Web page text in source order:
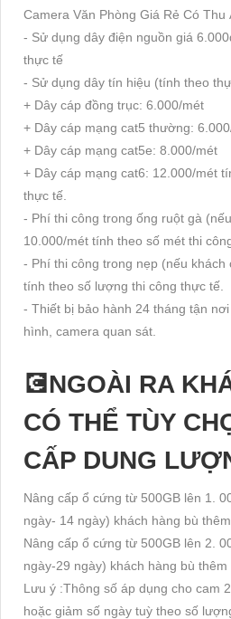
Camera Văn Phòng Giá Rẻ Có
- Sử dụng dây điện nguồn giá
thực tế
- Sử dụng dây tín hiệu (tính theo
+ Dây cáp đồng trục: 6.000/mét
+ Dây cáp mạng cat5 thường:
+ Dây cáp mạng cat5e: 8.000/mét
+ Dây cáp mạng cat6: 12.000/mét
thực tế.
- Phí thi công trong ống ruột gà
10.000/mét tính theo số mét thi
- Phí thi công trong nẹp (nếu khách
tính theo số lượng thi công thực tế.
- Thiết bị bảo hành 24 tháng tận
hình, camera quan sát.
💽NGOÀI RA
CÓ THỂ TÙY
CẤP DUNG
Nâng cấp ổ cứng từ 500GB lên 1.
ngày- 14 ngày) khách hàng bù
Nâng cấp ổ cứng từ 500GB lên 2.
ngày-29 ngày) khách hàng bù thêm
Lưu ý :Thông số áp dụng cho cam
hoặc giảm số ngày tuỳ theo số